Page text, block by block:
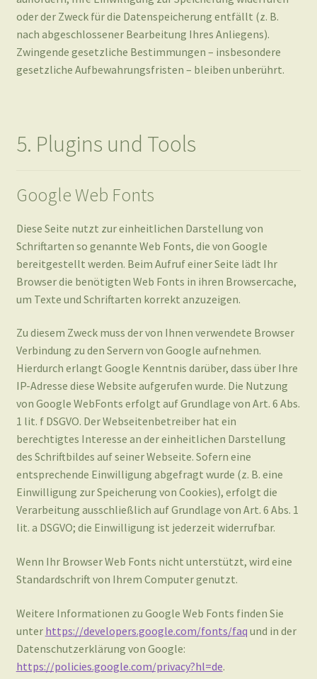
5. Plugins und Tools
Diese Seite nutzt zur einheitlichen Darstellung von
bereitgestellt werden. Beim Aufruf einer Seite lädt Ihr
Browser die benötigten Web Fonts in ihren Browsercache,
um Texte und Schriftarten korrekt anzuzeigen.
Zu diesem Zweck muss der von Ihnen verwendete Browser
Verbindung zu den Servern von Google aufnehmen.
Hierdurch erlangt Google Kenntnis darüber, dass über Ihre
IP-Adresse diese Website aufgerufen wurde. Die Nutzung
von Google WebFonts erfolgt auf Grundlage von Art. 6 Abs.
1 lit. f DSGVO. Der Webseitenbetreiber hat ein
berechtigtes Interesse an der einheitlichen Darstellung
des Schriftbildes auf seiner Webseite. Sofern eine
entsprechende Einwilligung abgefragt wurde (z. B. eine
Einwilligung zur Speicherung von Cookies), erfolgt die
Verarbeitung ausschließlich auf Grundlage von Art. 6 Abs. 1
lit. a DSGVO; die Einwilligung ist jederzeit widerrufbar.
Wenn Ihr Browser Web Fonts nicht unterstützt, wird eine
Standardschrift von Ihrem Computer genutzt.
Weitere Informationen zu Google Web Fonts finden Sie
https://policies.google.com/privacy?hl=de
Quelle:eRecht24